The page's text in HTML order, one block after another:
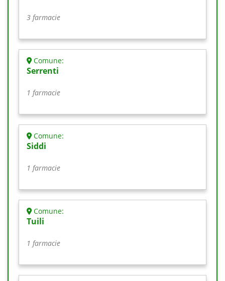
3 farmacie
Comune:
Serrenti
1 farmacie
Comune:
Siddi
1 farmacie
Comune:
Tuili
1 farmacie